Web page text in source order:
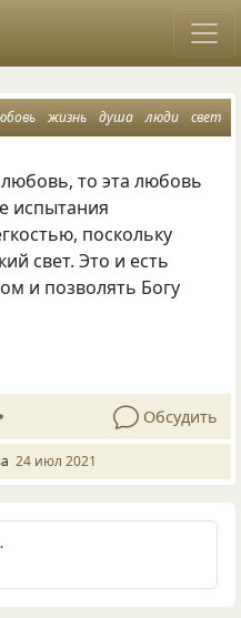
жизнь душа люди свет
то эта любовь
испытания
поскольку
свет. Это и есть
и позволять Богу
Обсудить
24 июл 2021